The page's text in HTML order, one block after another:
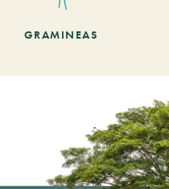
GRAMINEAS